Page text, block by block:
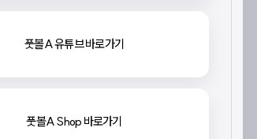
풋볼A 유튜브 바로가기
풋볼A Shop 바로가기